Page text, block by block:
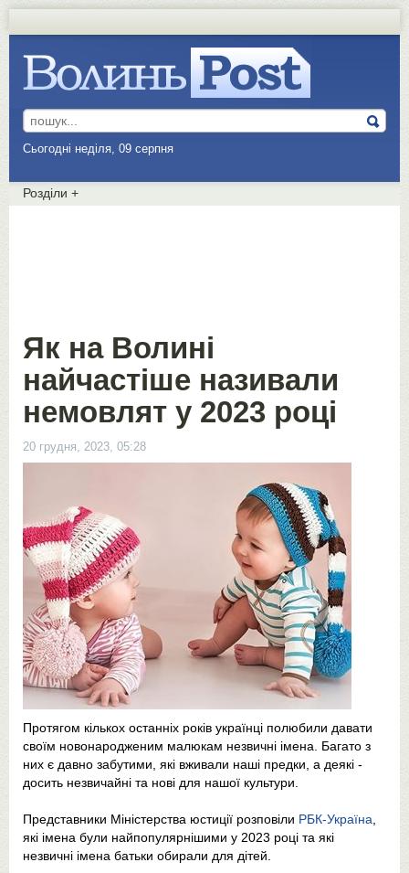
Сьогодні неділя, 09 серпня
Розділи +
Як на Волині
найчастіше називали
немовлят у 2023 році
20 грудня, 2023, 05:28
Протягом кількох останніх років українці полюбили давати
своїм новонародженим малюкам незвичні імена. Багато з
них є давно забутими, які вживали наші предки, а деякі -
досить незвичайні та нові для нашої культури.
Представники Міністерства юстиції розповіли РБК-Україна
які імена були найпопулярнішими у 2023 році та які
незвичні імена батьки обирали для дітей.